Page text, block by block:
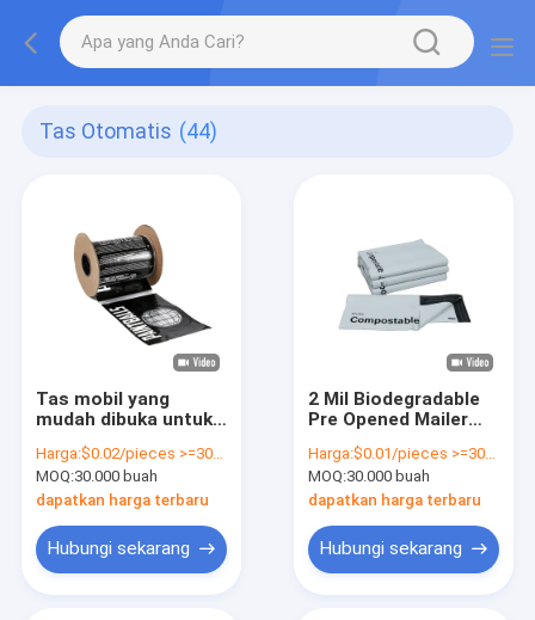
Tas Otomatis (44)
Tas mobil yang
mudah dibuka untuk
sampah pintar
Harga:$0.02/pieces >=30000 pieces
MOQ:30.000 buah
dapatkan harga terbaru
Hubungi sekarang
2 Mil Biodegradable
Pre Opened Mailer
Custom Printed Poly
Mailers
Harga:$0.01/pieces >=30000 pieces
MOQ:30.000 buah
dapatkan harga terbaru
Hubungi sekarang